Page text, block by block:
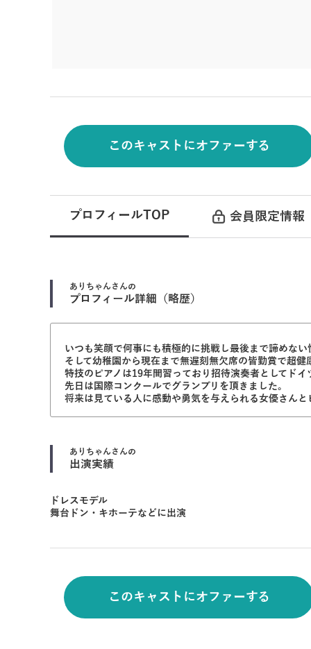
このキャストにオファーする
プロフィールTOP 会員限定情報
ありちゃん さんの
プロフィール詳細（略歴）
いつも笑顔で何事にも積極的に挑戦し最後まで諦めない
そして幼稚園から現在まで無遅刻無欠席の皆勤賞で超健
特技のピアノは19年間習っており招待演奏者としてド
先日は国際コンクールでグランプリを頂きました。
将来は見ている人に感動や勇気を与えられる女優さん
ありちゃん さんの
出演実績
ドレスモデル
舞台ドン・キホーテなどに出演
このキャストにオファーする